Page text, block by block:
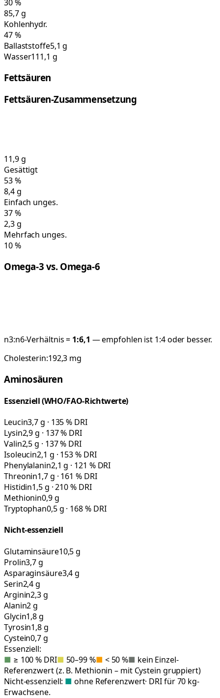
30%
85,7g
Kohlenhydr.
47%
Ballaststoffe5,1 g
Wasser111,1 g
Fettsäuren
Fettsäuren-Zusammensetzung
11,9g
Gesättigt
53%
8,4g
Einfach unges.
37%
2,3g
Mehrfach unges.
10%
Omega-3 vs. Omega-6
n3:n6-Verhältnis = 1:6,1 — empfohlen ist 1:4 oder besser.
Cholesterin:192,3 mg
Aminosäuren
Essenziell (WHO/FAO-Richtwerte)
Leucin3,7 g · 135 % DRI
Lysin2,9 g · 137 % DRI
Valin2,5 g · 137 % DRI
Isoleucin2,1 g · 153 % DRI
Phenylalanin2,1 g · 121 % DRI
Threonin1,7 g · 161 % DRI
Histidin1,5 g · 210 % DRI
Methionin0,9 g
Tryptophan0,5 g · 168 % DRI
Nicht-essenziell
Glutaminsäure10,5 g
Prolin3,7 g
Asparaginsäure3,4 g
Serin2,4 g
Arginin2,3 g
Alanin2 g
Glycin1,8 g
Tyrosin1,8 g
Cystein0,7 g
Essenziell:
■ ≥ 100 % DRI■ 50–99 %■ < 50 %■ kein Einzel-
Referenzwert (z. B. Methionin – mit Cystein gruppiert)
Nicht-essenziell: ■ ohne Referenzwert· DRI für 70 kg-
Erwachsene.